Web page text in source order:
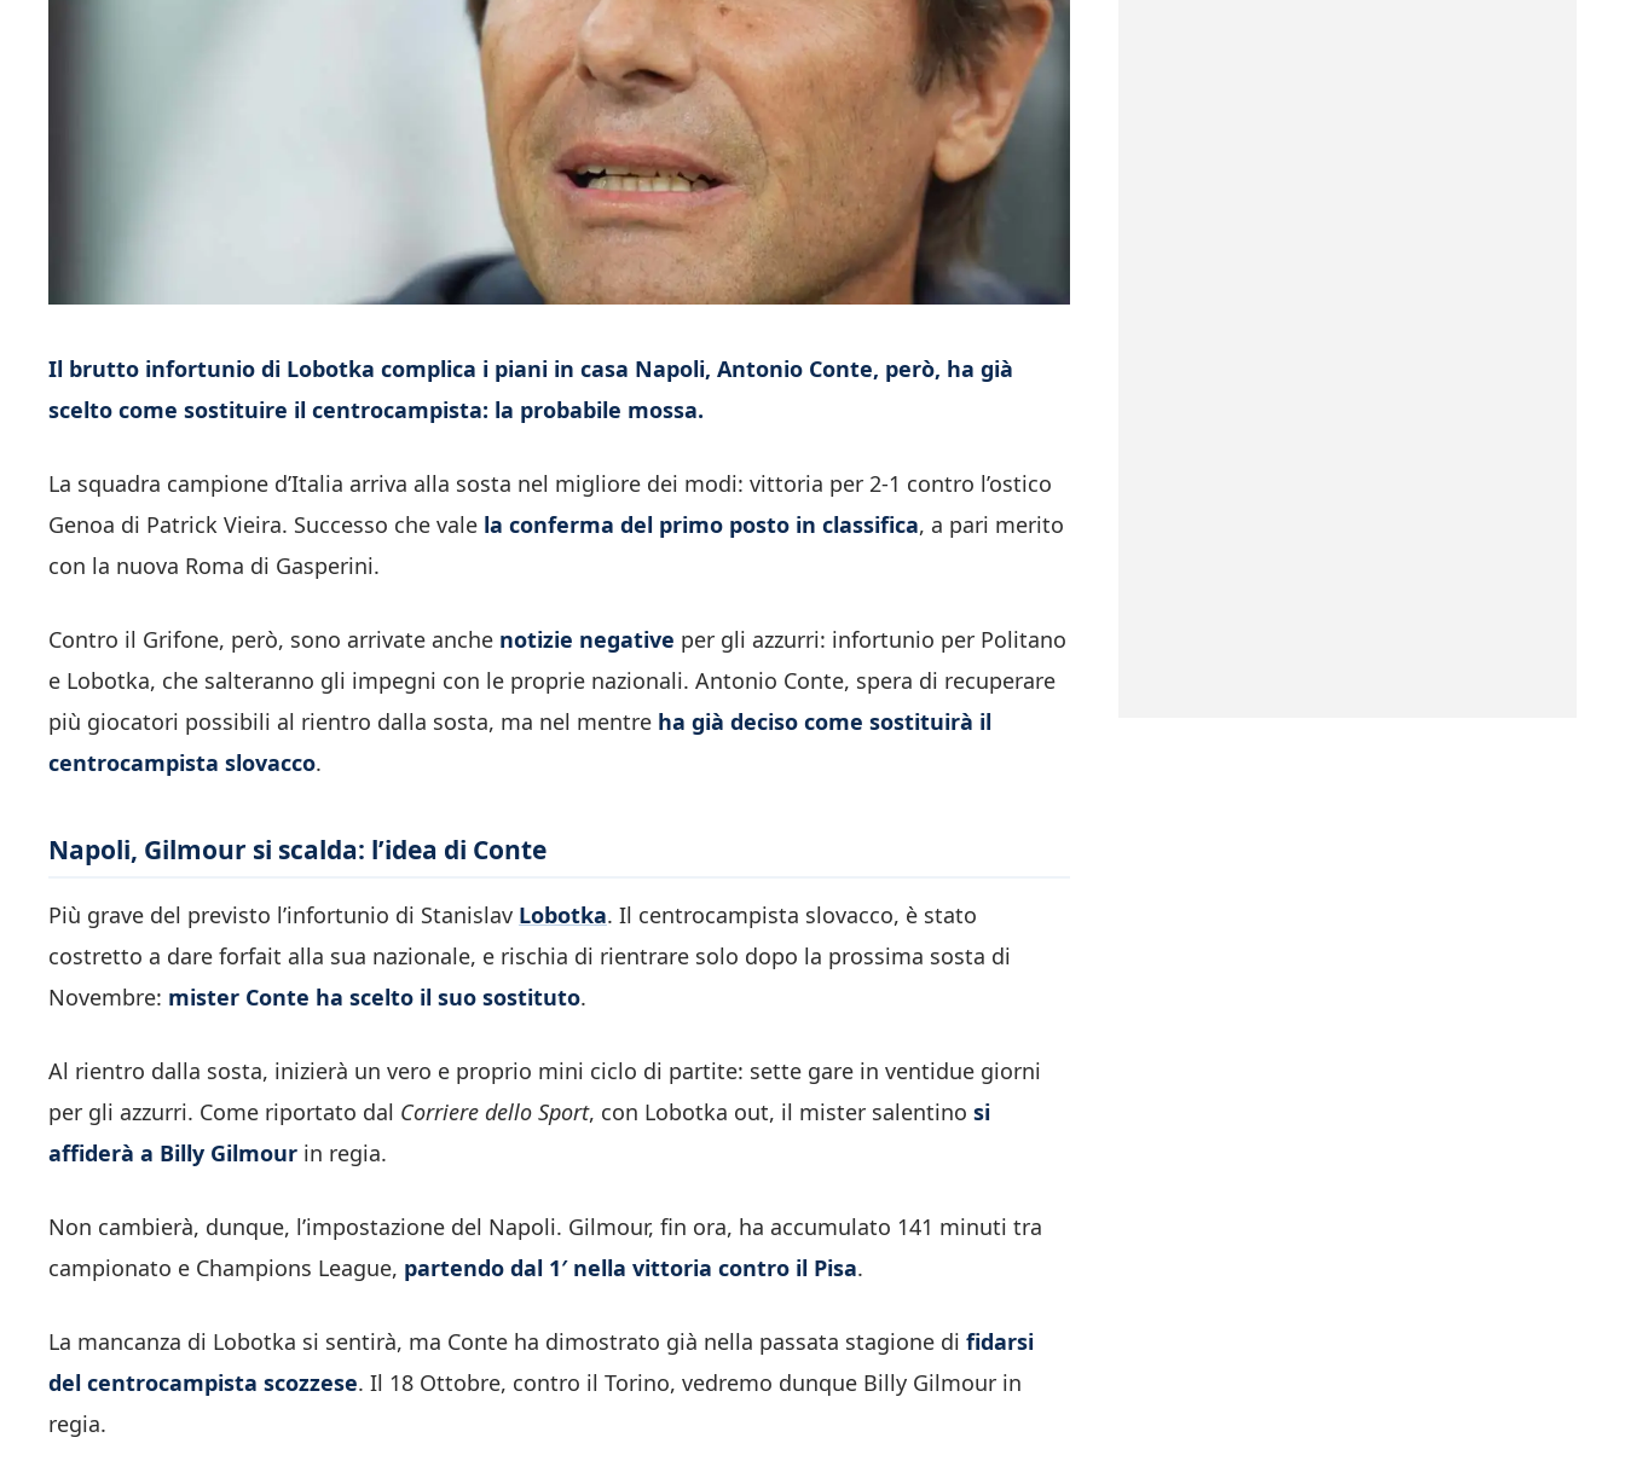
Il brutto infortunio di Lobotka complica i piani in casa Napoli, Antonio Conte, però, ha già
scelto come sostituire il centrocampista: la probabile mossa.
La squadra campione d’Italia arriva alla sosta nel migliore dei modi: vittoria per 2-1 contro l’ostico
Genoa di Patrick Vieira. Successo che vale la conferma del primo posto in classifica, a pari merito
con la nuova Roma di Gasperini.
Contro il Grifone, però, sono arrivate anche notizie negative per gli azzurri: infortunio per Politano
e Lobotka, che salteranno gli impegni con le proprie nazionali. Antonio Conte, spera di recuperare
più giocatori possibili al rientro dalla sosta, ma nel mentre ha già deciso come sostituirà il
centrocampista slovacco.
Napoli, Gilmour si scalda: l’idea di Conte
Più grave del previsto l’infortunio di Stanislav Lobotka. Il centrocampista slovacco, è stato
costretto a dare forfait alla sua nazionale, e rischia di rientrare solo dopo la prossima sosta di
Novembre: mister Conte ha scelto il suo sostituto.
Al rientro dalla sosta, inizierà un vero e proprio mini ciclo di partite: sette gare in ventidue giorni
per gli azzurri. Come riportato dal Corriere dello Sport, con Lobotka out, il mister salentino si
affiderà a Billy Gilmour in regia.
Non cambierà, dunque, l’impostazione del Napoli. Gilmour, fin ora, ha accumulato 141 minuti tra
campionato e Champions League, partendo dal 1′ nella vittoria contro il Pisa.
La mancanza di Lobotka si sentirà, ma Conte ha dimostrato già nella passata stagione di fidarsi
del centrocampista scozzese. Il 18 Ottobre, contro il Torino, vedremo dunque Billy Gilmour in
regia.